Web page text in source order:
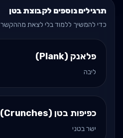
תרגילים נוספים לקבוצת בטן
כדי להמשיך ללמוד בלי לצאת מההקשר
פלאנק (Plank)
ליבה
כפיפות בטן (Crunches)
ישר בטני